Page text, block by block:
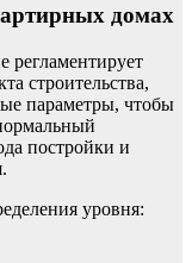
домах
регламентирует
строительства,
параметры, чтобы
постройки и
уровня: